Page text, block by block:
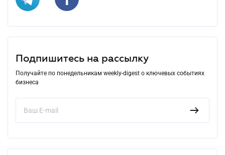
Подпишитесь на рассылку
Получайте по понедельникам weekly-digest о ключевых событиях
бизнеса